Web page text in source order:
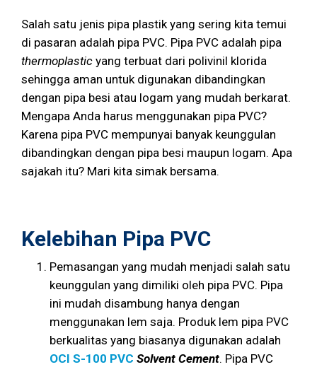
Salah satu jenis pipa plastik yang sering kita temui
di pasaran adalah pipa PVC. Pipa PVC adalah pipa
thermoplastic yang terbuat dari polivinil klorida
sehingga aman untuk digunakan dibandingkan
dengan pipa besi atau logam yang mudah berkarat.
Mengapa Anda harus menggunakan pipa PVC?
Karena pipa PVC mempunyai banyak keunggulan
dibandingkan dengan pipa besi maupun logam. Apa
sajakah itu? Mari kita simak bersama.
Kelebihan Pipa PVC
Pemasangan yang mudah menjadi salah satu
keunggulan yang dimiliki oleh pipa PVC. Pipa
ini mudah disambung hanya dengan
menggunakan lem saja. Produk lem pipa PVC
berkualitas yang biasanya digunakan adalah
OCI S-100 PVC Solvent Cement. Pipa PVC